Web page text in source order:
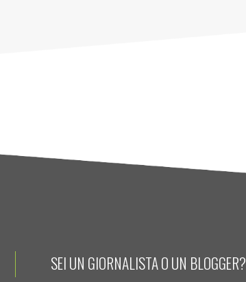
SEI UN GIORNALISTA O UN BLOGGER?